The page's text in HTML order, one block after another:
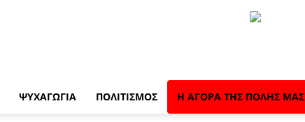
ΨΥΧΑΓΩΓΊΑ ΠΟΛΙΤΙΣΜΌΣ Η ΑΓΟΡΆ ΤΗΣ ΠΌΛΗΣ ΜΑΣ